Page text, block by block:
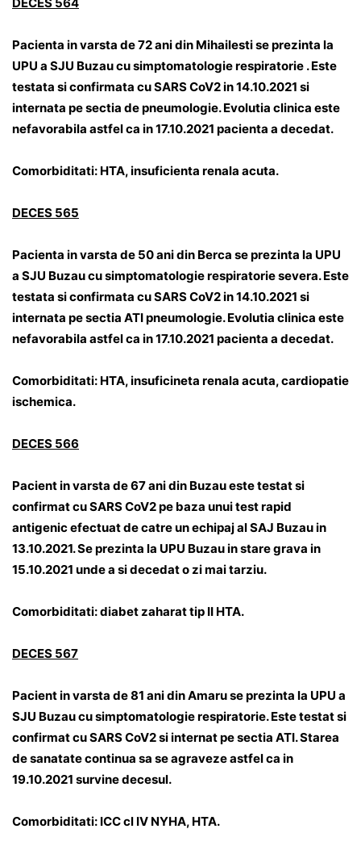
Pacienta in varsta de 72 ani din Mihailesti se prezinta la
UPU a SJU Buzau cu simptomatologie respiratorie . Este
testata si confirmata cu SARS CoV2 in 14.10.2021 si
internata pe sectia de pneumologie. Evolutia clinica este
nefavorabila astfel ca in 17.10.2021 pacienta a decedat.
Comorbiditati: HTA, insuficienta renala acuta.
DECES 565
Pacienta in varsta de 50 ani din Berca se prezinta la UPU
a SJU Buzau cu simptomatologie respiratorie severa. Este
testata si confirmata cu SARS CoV2 in 14.10.2021 si
internata pe sectia ATI pneumologie. Evolutia clinica este
nefavorabila astfel ca in 17.10.2021 pacienta a decedat.
Comorbiditati: HTA, insuficineta renala acuta, cardiopatie
ischemica.
DECES 566
Pacient in varsta de 67 ani din Buzau este testat si
confirmat cu SARS CoV2 pe baza unui test rapid
antigenic efectuat de catre un echipaj al SAJ Buzau in
13.10.2021. Se prezinta la UPU Buzau in stare grava in
15.10.2021 unde a si decedat o zi mai tarziu.
Comorbiditati: diabet zaharat tip II HTA.
DECES 567
Pacient in varsta de 81 ani din Amaru se prezinta la UPU a
SJU Buzau cu simptomatologie respiratorie. Este testat si
confirmat cu SARS CoV2 si internat pe sectia ATI. Starea
de sanatate continua sa se agraveze astfel ca in
19.10.2021 survine decesul.
Comorbiditati: ICC cl IV NYHA, HTA.